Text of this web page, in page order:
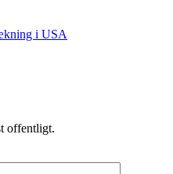
i USA
offentligt.